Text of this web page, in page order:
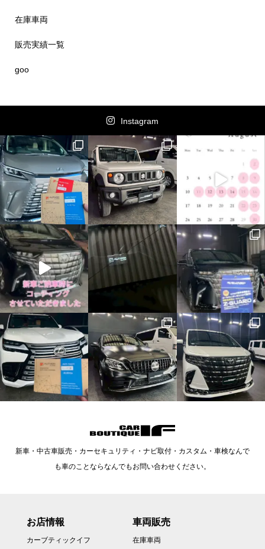
在庫車両
販売実績一覧
goo
Instagram
新車・中古車販売・カーセキュリティ・ナビ取付・カスタム・車検なんで
も車のことならなんでもお問い合わせください。
お店情報
カーブティックイフ
車両販売
在庫車両